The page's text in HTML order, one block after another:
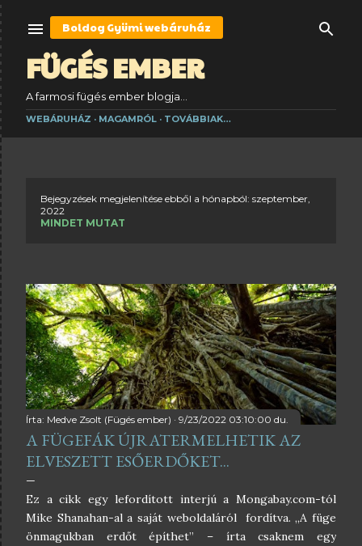
Ugrás a fő tartalomra
FÜGÉS EMBER
A farmosi fügés ember blogja...
Boldog Gyümiwebáruház
WEBÁRUHÁZ MAGAMRÓL TOVÁBBIAK…
j
e
g
y
z
é
s
e
k
Bejegyzések megjelenítése ebből a hónapból: szeptember,
2022
MINDET MUTAT
Írta: Medve Zsolt (Fügés ember) 9/23/2022 03:10:00 du.
A FÜGEFÁK ÚJRATERMELHETIK AZ
ELVESZETT ESŐERDŐKET...
Ez a cikk egy lefordított interjú a Mongabay.com-tól
Mike Shanahan-al a saját weboldaláról fordítva. „A füge
önmagukban erdőt építhet” – írta csaknem egy